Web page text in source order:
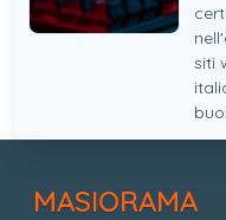
siti
MASIORAMA